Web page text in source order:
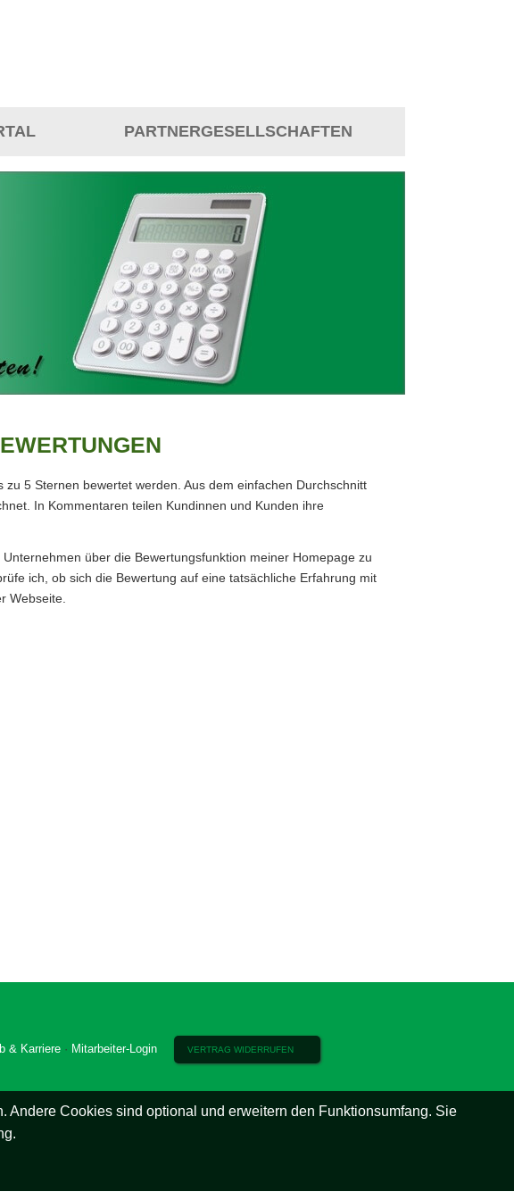
PARTNERGESELLSCHAFTEN
5 Sternen bewertet werden. Aus dem einfachen Durchschnitt
In Kommentaren teilen Kundinnen und Kunden ihre
über die Bewertungsfunktion meiner Homepage zu
ich, ob sich die Bewertung auf eine tatsächliche Erfahrung mit
Webseite.
& Karriere · Mitarbeiter-Login VERTRAG WIDERRUFEN
Cookies sind optional und erweitern den Funktionsumfang. Sie
.